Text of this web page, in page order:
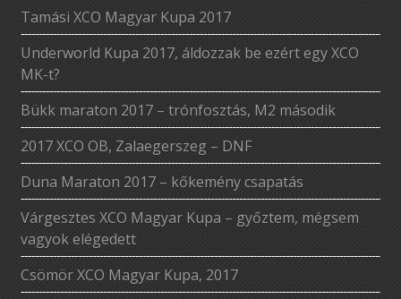
Tamási XCO Magyar Kupa 2017
Underworld Kupa 2017, áldozzak be ezért egy XCO
MK-t?
Bükk maraton 2017 – trónfosztás, M2 második
2017 XCO OB, Zalaegerszeg – DNF
Duna Maraton 2017 – kőkemény csapatás
Várgesztes XCO Magyar Kupa – győztem, mégsem
vagyok elégedett
Csömör XCO Magyar Kupa, 2017